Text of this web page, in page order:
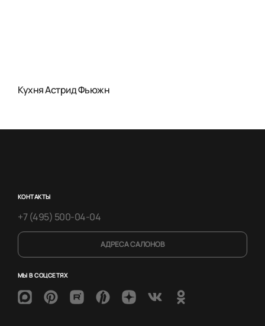
Кухня Астрид Фьюжн
КОНТАКТЫ
+7 (495) 500-04-04
АДРЕСА САЛОНОВ
МЫ В СОЦСЕТЯХ